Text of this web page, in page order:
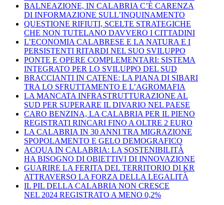
BALNEAZIONE, IN CALABRIA C’È CARENZA
DI INFORMAZIONE SULL’INQUINAMENTO
QUESTIONE RIFIUTI, SCELTE STRATEGICHE
CHE NON TUTELANO DAVVERO I CITTADINI
L’ECONOMIA CALABRESE E LA NATURA E I
PERSISTENTI RITARDI NEL SUO SVILUPPO
PONTE E OPERE COMPLEMENTARI: SISTEMA
INTEGRATO PER LO SVILUPPO DEL SUD
BRACCIANTI IN CATENE: LA PIANA DI SIBARI
TRA LO SFRUTTAMENTO E L’AGROMAFIA
LA MANCATA INFRASTRUTTURAZIONE AL
SUD PER SUPERARE IL DIVARIO NEL PAESE
CARO BENZINA, LA CALABRIA PER IL PIENO
REGISTRATI RINCARI FINO A OLTRE 2 EURO
LA CALABRIA IN 30 ANNI TRA MIGRAZIONE
SPOPOLAMENTO E GELO DEMOGRAFICO
ACQUA IN CALABRIA: LA SOSTENIBILITÀ
HA BISOGNO DI OBIETTIVI DI INNOVAZIONE
GUARIRE LA FERITA DEL TERRITORIO DI KR
ATTRAVERSO LA FORZA DELLA LEGALITÀ
IL PIL DELLA CALABRIA NON CRESCE
NEL 2024 REGISTRATO A MENO 0,2%